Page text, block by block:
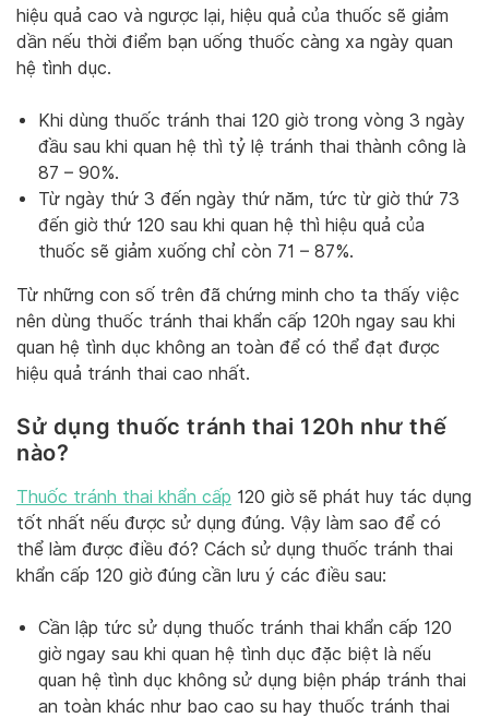
hiệu quả cao và ngược lại, hiệu quả của thuốc sẽ giảm
dần nếu thời điểm bạn uống thuốc càng xa ngày quan
hệ tình dục.
Khi dùng thuốc tránh thai 120 giờ trong vòng 3 ngày
đầu sau khi quan hệ thì tỷ lệ tránh thai thành công là
87 – 90%.
Từ ngày thứ 3 đến ngày thứ năm, tức từ giờ thứ 73
đến giờ thứ 120 sau khi quan hệ thì hiệu quả của
thuốc sẽ giảm xuống chỉ còn 71 – 87%.
Từ những con số trên đã chứng minh cho ta thấy việc
nên dùng thuốc tránh thai khẩn cấp 120h ngay sau khi
quan hệ tình dục không an toàn để có thể đạt được
hiệu quả tránh thai cao nhất.
Sử dụng thuốc tránh thai 120h như thế
nào?
Thuốc tránh thai khẩn cấp 120 giờ sẽ phát huy tác dụng
tốt nhất nếu được sử dụng đúng. Vậy làm sao để có
thể làm được điều đó? Cách sử dụng thuốc tránh thai
khẩn cấp 120 giờ đúng cần lưu ý các điều sau:
Cần lập tức sử dụng thuốc tránh thai khẩn cấp 120
giờ ngay sau khi quan hệ tình dục đặc biệt là nếu
quan hệ tình dục không sử dụng biện pháp tránh thai
an toàn khác như bao cao su hay thuốc tránh thai